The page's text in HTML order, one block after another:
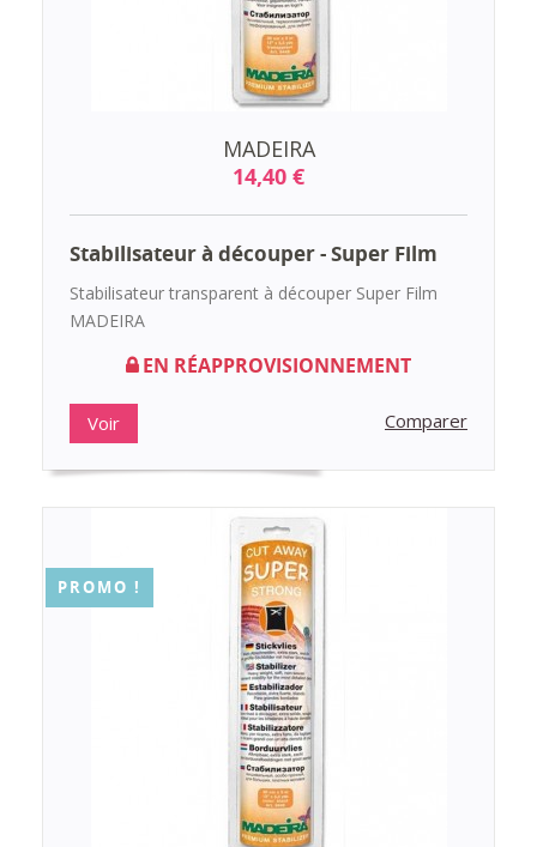
MADEIRA
14,40 €
Stabilisateur à découper - Super Film
Stabilisateur transparent à découper Super Film
MADEIRA
EN RÉAPPROVISIONNEMENT
Voir Comparer
PROMO !